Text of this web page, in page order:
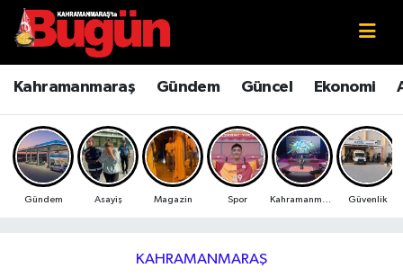
Kahramanmaraş Gündem Güncel Ekonomi
Gündem Asayiş Magazin Spor Güvenlik
KAHRAMANMARAŞ
Kahramanmaraş
Kahramanmaraş Sokak Röportajları
Bilim ve Teknoloji
Çevre
Kahramanmaraş Nöbetçi Eczaneler
Kahramanmaraş Hava Durumu
Kahramanmaraş Namaz Vakitleri
Kahramanmaraş Trafik Yoğunluk Haritası
Süper Lig Puan Durumu ve Fikstür